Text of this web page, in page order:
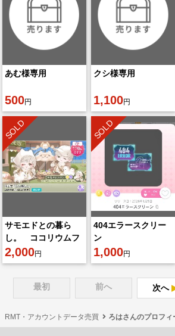
あむ様専用
500円
クシ様専用
1,100円
SOLD
サモエドとの暮ら
し。 ココリウムフ
ルセット
2,000円
SOLD
404エラースクリー
ン
1,000円
最初 前へ 次へ
RMT・アカウントデータ売買 ろはさんのプロフィ